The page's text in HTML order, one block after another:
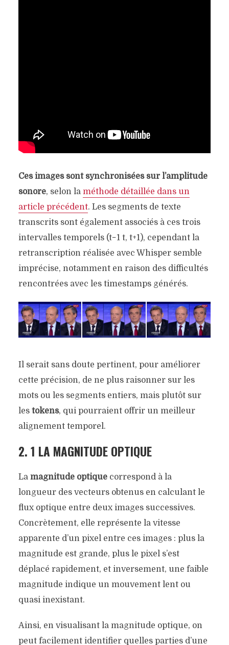
Ces images sont synchronisées sur l’amplitude
sonore, selon la méthode détaillée dans un
article précédent. Les segments de texte
transcrits sont également associés à ces trois
intervalles temporels (t−1 t, t+1 ), cependant la
retranscription réalisée avec Whisper semble
imprécise, notamment en raison des difficultés
rencontrées avec les timestamps générés.
Il serait sans doute pertinent, pour améliorer
cette précision, de ne plus raisonner sur les
mots ou les segments entiers, mais plutôt sur
les tokens, qui pourraient offrir un meilleur
alignement temporel.
2. 1 LA MAGNITUDE OPTIQUE
La magnitude optiquecorrespond à la
longueur des vecteurs obtenus en calculant le
flux optique entre deux images successives.
Concrètement, elle représente la vitesse
apparente d’un pixel entre ces images : plus la
magnitude est grande, plus le pixel s’est
déplacé rapidement, et inversement, une faible
magnitude indique un mouvement lent ou
quasi inexistant.
Ainsi, en visualisant la magnitude optique, on
peut facilement identifier quelles parties d’une